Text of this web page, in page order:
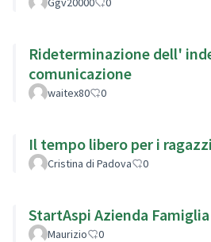
Rideterminazione dell'
comunicazione
waitex80 0
Il tempo libero per i
Cristina di Padova 0
StartAspi Azienda Famiglia
Maurizio 0